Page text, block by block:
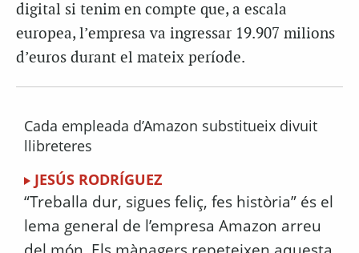
digital si tenim en compte que, a escala
europea, l’empresa va ingressar 19.907 milions
d’euros durant el mateix període.
Cada empleada d’Amazon substitueix divuit
llibreteres
JESÚS RODRÍGUEZ
“Treballa dur, sigues feliç, fes història” és el
lema general de l’empresa Amazon arreu